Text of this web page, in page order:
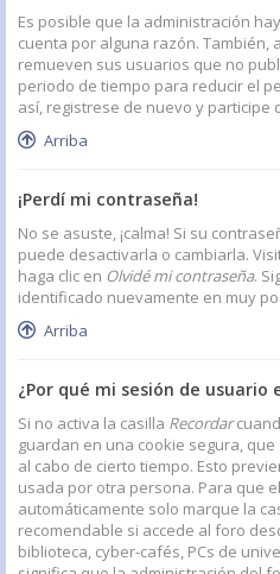
Es posible que la administración
cuenta por alguna razón.
remueven sus usuarios que no
periodo de tiempo para reducir el
así, registrese de nuevo y participe
Arriba
¡Perdí mi contraseña!
No se asuste, ¡calma! Si su
puede desactivarla o cambiarla.
haga clic en Olvidé mi contraseña.
identificado nuevamente en muy
Arriba
¿Por qué mi sesión de
Si no activa la casilla Recordar
guardan en una cookie segura,
al cabo de cierto tiempo. Esto
usada por otra persona. Para que
automáticamente solo marque la
recomendable si accede al foro
biblioteca, cyber-cafés, PCs de